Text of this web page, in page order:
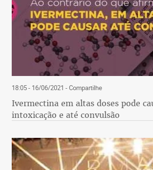
18:05 - 16/06/2021 - Compartilhe
Ivermectina em altas doses pode
intoxicação e até convulsão